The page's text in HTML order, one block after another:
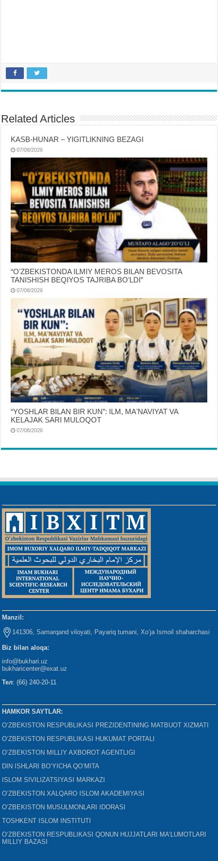
Related Articles
KASB-HUNAR – YIGITLIKNING BEZAGI
07/08/2026
“OʻZBEKISTONDA ILMIY MEROS BILAN BEVOSITA
TANISHISH BEQIYOS TAJRIBA BOʻLDI”
07/08/2026
“YOSHLAR BILAN BIR KUN”: ILM, MAʼNAVIYAT VA
KELAJAK SARI MULOQOT
07/08/2026
Manzil:
141306, Samarqand viloyati, Payariq tumani, Xo‘ja Ismoil shaharchasi
Biz bilan aloqa:
info@bukhari.uz
bukharicenter@exat.uz
Тел: (66) 240-20-11
HAMKOR SAYTLAR:
O‘ZBEKISTON RESPUBLIKASI PREZIDENTINING MATBUOT XIZMATI
O‘ZBEKISTON RESPUBLIKASI HUKUMAT PORTALI
O‘ZBEKISTON MILLIY AXBOROT AGENTLIGI
DIN ISHLARI BO‘YICHA QO‘MITA
ISLOM SIVILIZATSIYASI MARKAZI
O‘ZBEKISTON XALQARO ISLOM AKADEMIYASI
O‘ZBEKISTON MUSULMONLARI IDORASI
TOSHKENT ISLOM INSTITUTI
O‘ZBEKISTON RESPUBLIKASI QONUN HUJJATLARI MA’LUMOTLARI
MILLIY BAZASI